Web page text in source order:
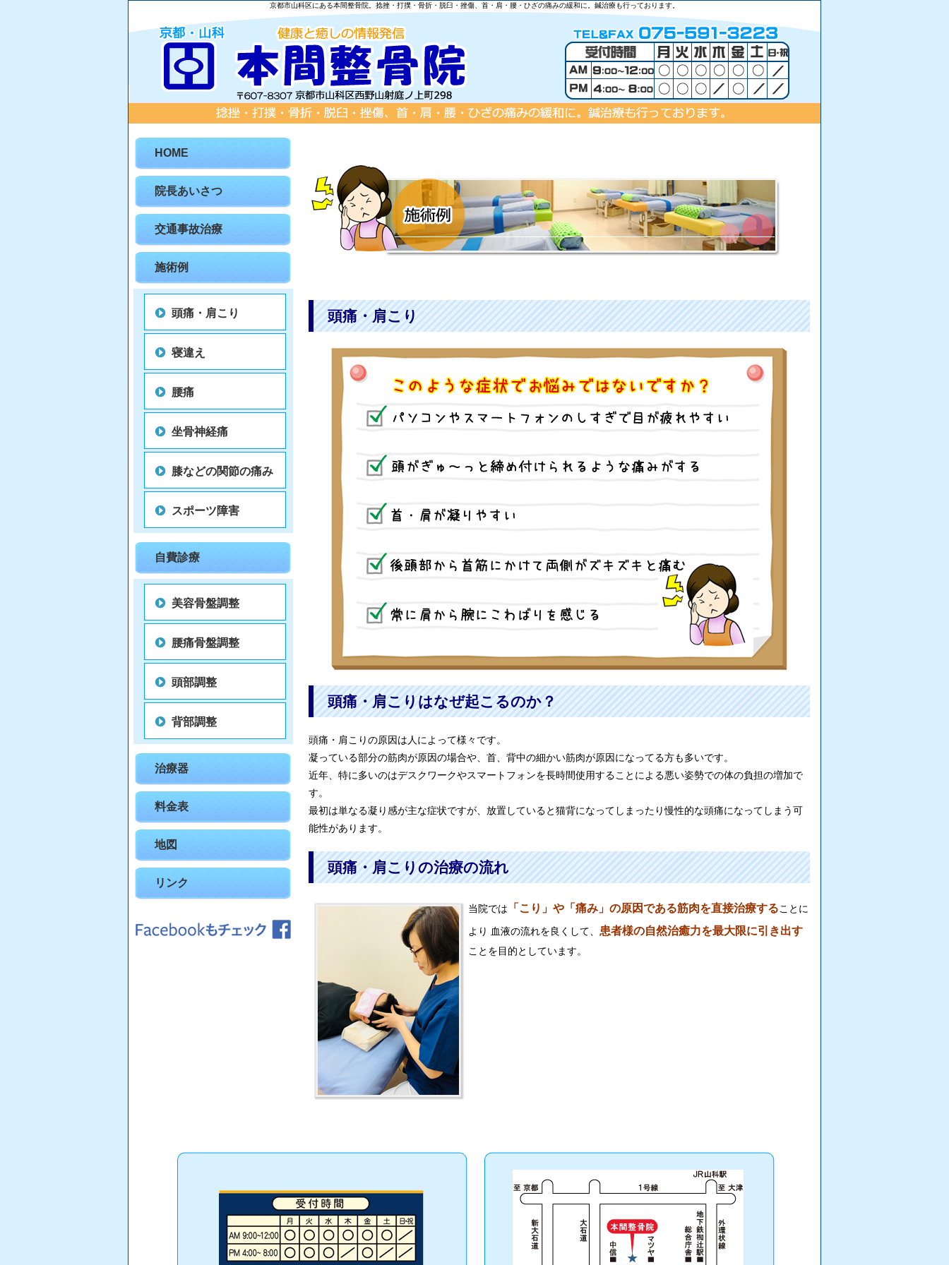
京都市山科区にある本間整骨院。捻挫・打撲・骨折・脱臼・挫傷、首・肩・腰・ひざの痛みの緩和に。鍼治療も行っております。
頭痛・肩こり
頭痛・肩こりはなぜ起こるのか？
頭痛・肩こりの原因は人によって様々です。
凝っている部分の筋肉が原因の場合や、首、背中の細かい筋肉が原因になってる方も多いです。
近年、特に多いのはデスクワークやスマートフォンを長時間使用することによる悪い姿勢での体の負担の増加で
す。
最初は単なる凝り感が主な症状ですが、放置していると猫背になってしまったり慢性的な頭痛になってしまう可
能性があります。
頭痛・肩こりの治療の流れ
当院では 「こり」や「痛み」の原因である筋肉を直接治療することに
より 血液の流れを良くして、 患者様の自然治癒力を最大限に引き出す
ことを目的としています。
HOME
院長あいさつ
交通事故治療
施術例
頭痛・肩こり
寝違え
腰痛
坐骨神経痛
膝などの関節の痛み
スポーツ障害
自費診療
美容骨盤調整
腰痛骨盤調整
頭部調整
背部調整
治療器
料金表
地図
リンク